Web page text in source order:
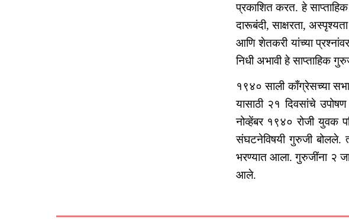
प्रकाशित करत. हे
दारूबंदी, साक्षरता,
आणि शेतकरी यांच्या
निधी अभावी हे साप्ताहिक
१९४० साली काँग्रेसच्या
यासाठी २१ दिवसांचे
नोव्हेंबर १९४० रोजी युवक
संघटनेविषयी गुरुजी बोलले.
भरण्यात आला. गुरुजींना २
आले.